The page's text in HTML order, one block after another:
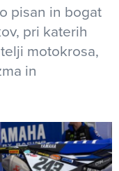
pisan in bogat
pri katerih
motokrosa,
in